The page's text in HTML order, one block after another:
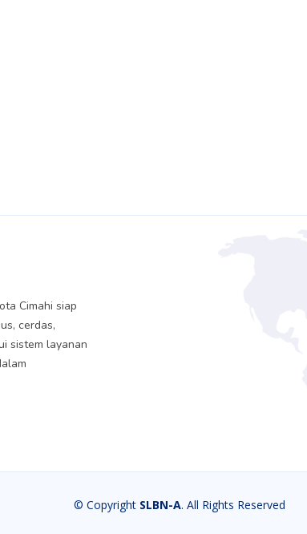
Cimahi siap
cerdas,
sistem layanan
© Copyright SLBN-A. All Rights Reserved